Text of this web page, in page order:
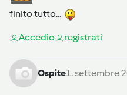
finito tutto...
Accedio registrati
Ospite1. settembre